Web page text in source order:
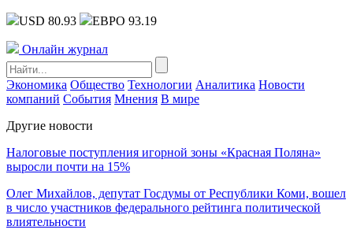
USD 80.93 ЕВРО 93.19
Онлайн журнал
Экономика Общество Технологии Аналитика Новости
компаний События Мнения В мире
Другие новости
Налоговые поступления игорной зоны «Красная Поляна»
выросли почти на 15%
Олег Михайлов, депутат Госдумы от Республики Коми, вошел
в число участников федерального рейтинга политической
влиятельности